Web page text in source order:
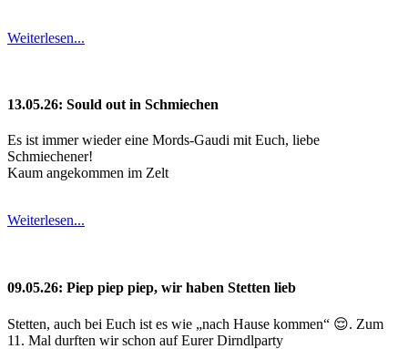
Weiterlesen...
13.05.26: Sould out in Schmiechen
Es ist immer wieder eine Mords-Gaudi mit Euch, liebe
Schmiechener!
Kaum angekommen im Zelt
Weiterlesen...
09.05.26: Piep piep piep, wir haben Stetten lieb
Stetten, auch bei Euch ist es wie „nach Hause kommen“ 😌. Zum
11. Mal durften wir schon auf Eurer Dirndlparty